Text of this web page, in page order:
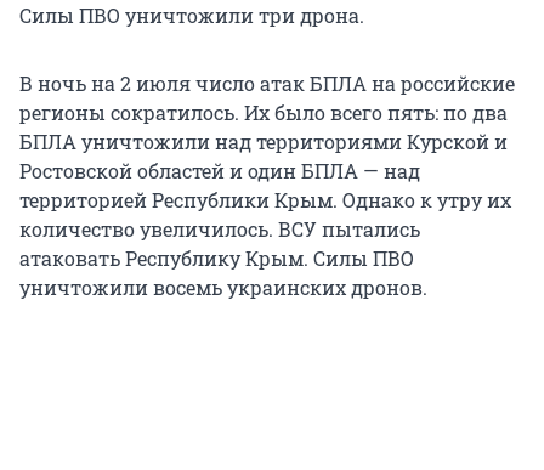
Силы ПВО уничтожили три дрона.
В ночь на 2 июля число атак БПЛА на российские
регионы сократилось. Их было всего пять: по два
БПЛА уничтожили над территориями Курской и
Ростовской областей и один БПЛА — над
территорией Республики Крым. Однако к утру их
количество увеличилось. ВСУ пытались
атаковать Республику Крым. Силы ПВО
уничтожили восемь украинских дронов.